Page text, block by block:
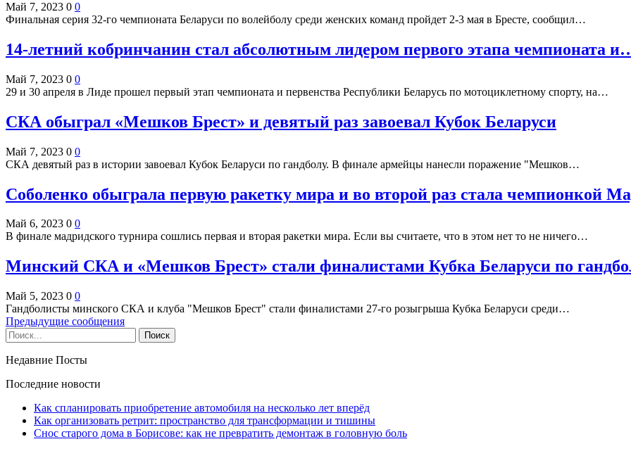
Май 7, 2023 0 0
Финальная серия 32-го чемпионата Беларуси по волейболу среди женских команд пройдет 2-3 мая в Бресте, сообщил…
14-летний кобринчанин стал абсолютным лидером первого этапа чемпионата
Май 7, 2023 0 0
29 и 30 апреля в Лиде прошел первый этап чемпионата и первенства Республики Беларусь по мотоциклетному спорту, на…
СКА обыграл «Мешков Брест» и девятый раз завоевал Кубок Беларуси
Май 7, 2023 0 0
СКА девятый раз в истории завоевал Кубок Беларуси по гандболу. В финале армейцы нанесли поражение "Мешков…
Соболенко обыграла первую ракетку мира и во второй раз стала чемпионкой
Май 6, 2023 0 0
В финале мадридского турнира сошлись первая и вторая ракетки мира. Если вы считаете, что в этом нет то не ничего…
Минский СКА и «Мешков Брест» стали финалистами Кубка Беларуси по
Май 5, 2023 0 0
Гандболисты минского СКА и клуба "Мешков Брест" стали финалистами 27-го розыгрыша Кубка Беларуси среди…
Предыдущие сообщения
Недавние Посты
Последние новости
Как спланировать приобретение автомобиля на несколько лет вперёд
Как организовать ретрит: пространство для трансформации и тишины
Снос старого дома в Борисове: как не превратить демонтаж в головную боль